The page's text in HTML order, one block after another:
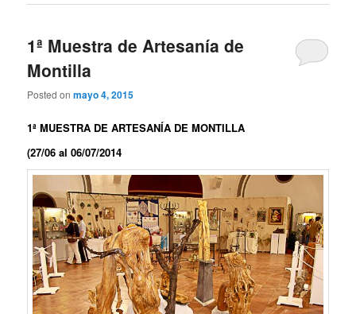
1ª Muestra de Artesanía de
Montilla
Posted onmayo 4, 2015
1ª MUESTRA DE ARTESANÍA DE MONTILLA
(27/06 al 06/07/2014